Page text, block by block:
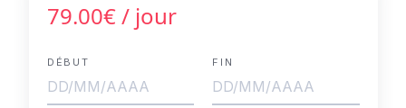
79.00€/ jour
DÉBUT FIN